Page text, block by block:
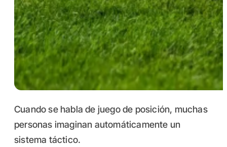
Cuando se habla de juego de posición, muchas
personas imaginan automáticamente un
sistema táctico.